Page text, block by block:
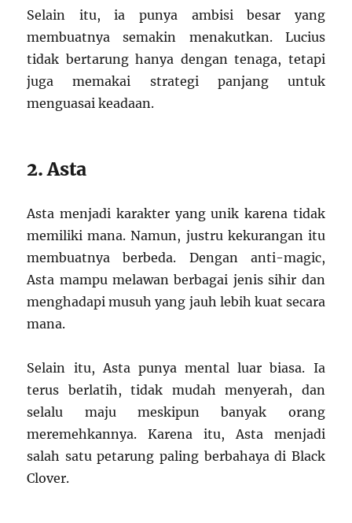
Selain itu, ia punya ambisi besar yang
membuatnya semakin menakutkan. Lucius
tidak bertarung hanya dengan tenaga, tetapi
juga memakai strategi panjang untuk
menguasai keadaan.
2. Asta
Asta menjadi karakter yang unik karena tidak
memiliki mana. Namun, justru kekurangan itu
membuatnya berbeda. Dengan anti-magic,
Asta mampu melawan berbagai jenis sihir dan
menghadapi musuh yang jauh lebih kuat secara
mana.
Selain itu, Asta punya mental luar biasa. Ia
terus berlatih, tidak mudah menyerah, dan
selalu maju meskipun banyak orang
meremehkannya. Karena itu, Asta menjadi
salah satu petarung paling berbahaya di Black
Clover.